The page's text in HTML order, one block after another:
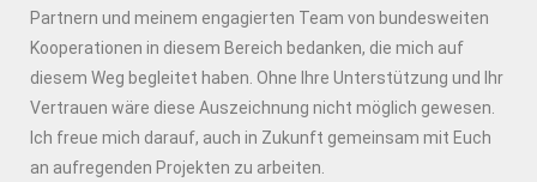
Partnern und meinem engagierten Team von bundesweiten
Kooperationen in diesem Bereich bedanken, die mich auf
diesem Weg begleitet haben. Ohne Ihre Unterstützung und Ihr
Vertrauen wäre diese Auszeichnung nicht möglich gewesen.
Ich freue mich darauf, auch in Zukunft gemeinsam mit Euch
an aufregenden Projekten zu arbeiten.